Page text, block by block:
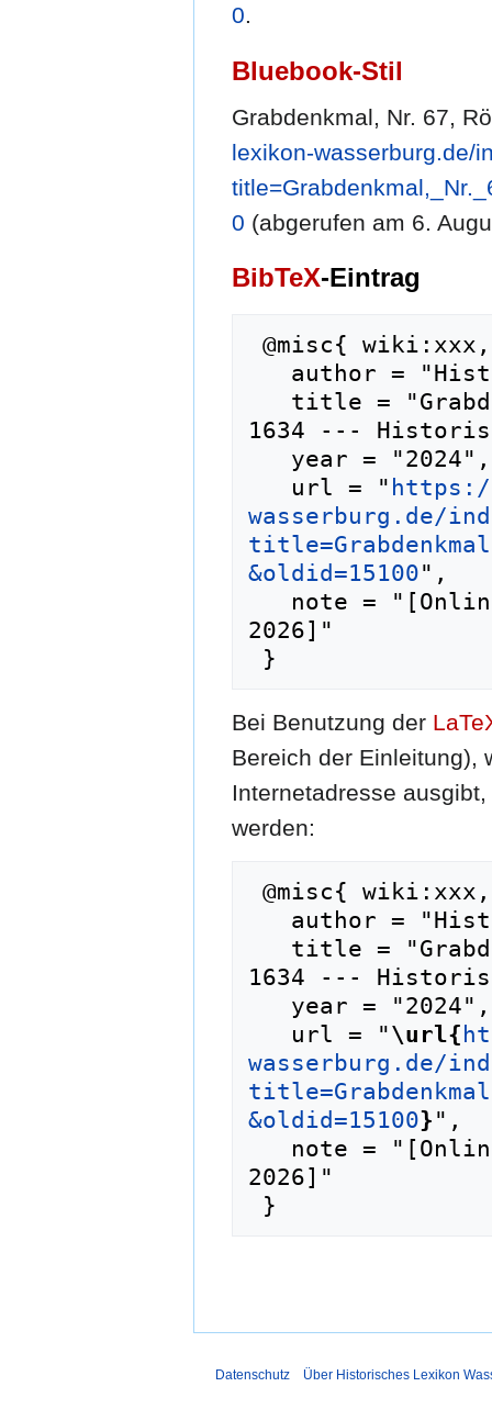
0.
Bluebook-Stil
Grabdenkmal, Nr. 67,
lexikon-wasserburg.de/
0 (abgerufen am 6.
BibTeX-Eintrag
1634 ---
   url = "
wasserburg.de/
&oldid=15100",
2026]"
Bei Benutzung der
Bereich der Einleitung),
Internetadresse
werden:
1634 ---
   url = "
\url{
wasserburg.de/
&oldid=15100} ",
2026]"
Datenschutz Über Historisches Lexikon